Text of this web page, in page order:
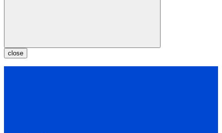
close